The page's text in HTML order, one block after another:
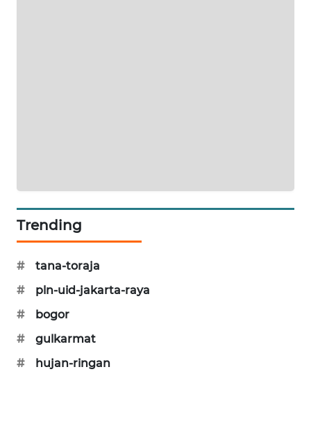
Trending
#
tana-toraja
#
pln-uid-jakarta-raya
#
bogor
#
gulkarmat
#
hujan-ringan
METRO
NEWS
MEDAN
NEWS
METRO
JAKARTA